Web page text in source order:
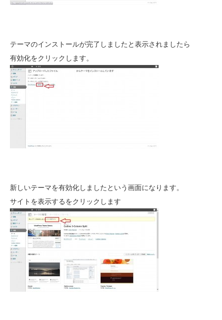
テーマのインストールが完了しましたと表示されましたら
有効化をクリックします。
新しいテーマを有効化しましたという画面になります。
サイトを表示するをクリックします